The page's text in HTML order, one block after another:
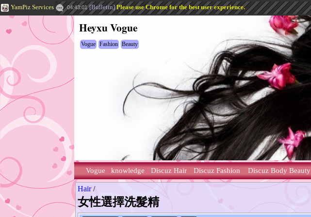
YamPiz Services 04:43:01 [Bulletin]Please use Chrome for the best user experience.
Heyxu Vogue
Vogue Fashion Beauty
Vogue knowledge Discuz Hair Discuz Fashion Discuz Body Beauty
Hair/
女性選擇洗髮精